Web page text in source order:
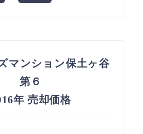
マンション保土ヶ谷
第６
年 売却価格